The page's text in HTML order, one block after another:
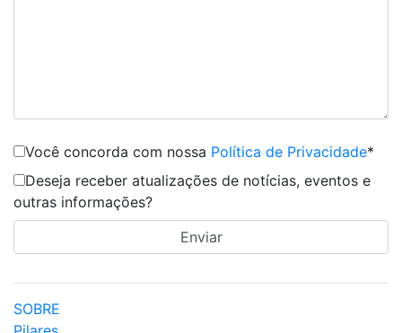
Você concorda com nossa Política de Privacidade*
Deseja receber atualizações de notícias, eventos e
outras informações?
SOBRE